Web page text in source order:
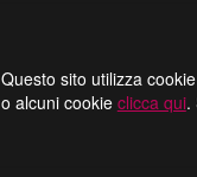
Questo sito utilizza
o alcuni cookie clicca qui.